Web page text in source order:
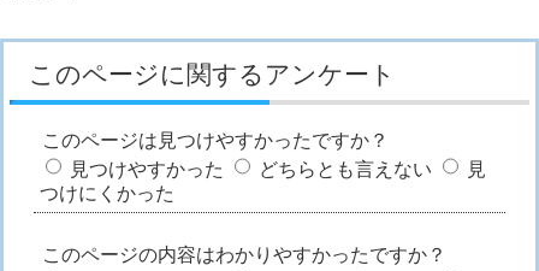
このページに関するアンケート
このページは見つけやすかったですか？
見つけやすかった
どちらとも言えない
見
つけにくかった
このページの内容はわかりやすかったですか？